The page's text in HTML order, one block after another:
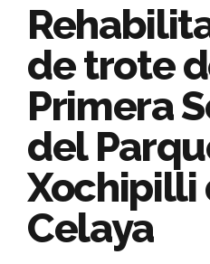
de trote
Primera
del
Xochipilli
Celaya